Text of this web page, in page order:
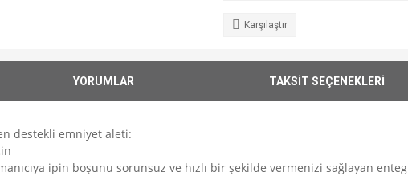
Karşılaştır
YORUMLAR TAKSİT SEÇENEKLERİ
destekli emniyet aleti:
ipin boşunu sorunsuz ve hızlı bir şekilde vermenizi sağlayan